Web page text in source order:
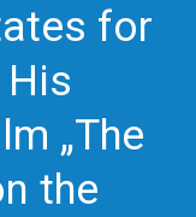
for
„The
the